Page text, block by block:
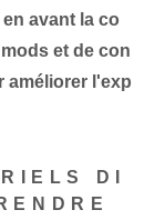
avant la co
et de con
améliorer l'exp
DI